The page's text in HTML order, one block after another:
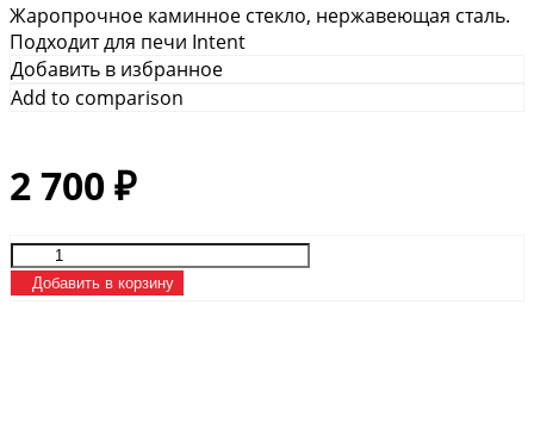
Жаропрочное каминное стекло, нержавеющая сталь.
Подходит для печи Intent
Добавить в избранное
Add to comparison
2 700₽
Добавить в корзину